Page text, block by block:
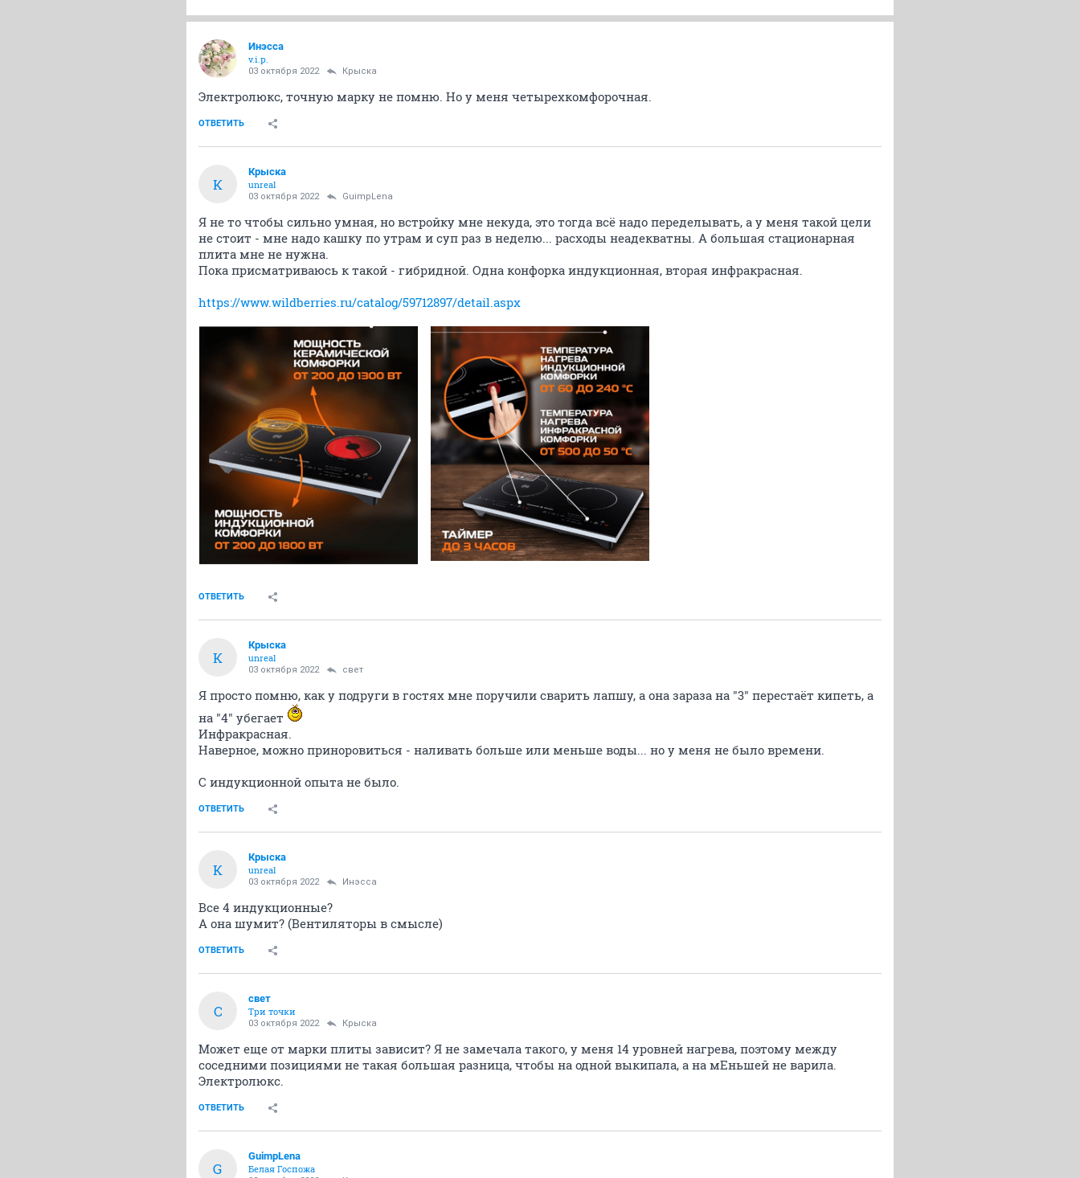
Инэсса
v.i.p.
03 октября 2022 Крыска
Электролюкс, точную марку не помню. Но у меня четырехкомфорочная.
ОТВЕТИТЬ
К
Крыска
unreal
03 октября 2022 GuimpLena
Я не то чтобы сильно умная, но встройку мне некуда, это тогда всё надо переделывать, а у меня такой цели
не стоит - мне надо кашку по утрам и суп раз в неделю... расходы неадекватны. А большая стационарная
плита мне не нужна.
Пока присматриваюсь к такой - гибридной. Одна конфорка индукционная, вторая инфракрасная.
https://www.wildberries.ru/catalog/59712897/detail.aspx
ОТВЕТИТЬ
К
Крыска
unreal
03 октября 2022 свет
Я просто помню, как у подруги в гостях мне поручили сварить лапшу, а она зараза на "3" перестаёт кипеть, а
на "4" убегает
Инфракрасная.
Наверное, можно приноровиться - наливать больше или меньше воды... но у меня не было времени.
С индукционной опыта не было.
ОТВЕТИТЬ
К
Крыска
unreal
03 октября 2022 Инэсса
Все 4 индукционные?
А она шумит? (Вентиляторы в смысле)
ОТВЕТИТЬ
С
свет
Три точки
03 октября 2022 Крыска
Может еще от марки плиты зависит? Я не замечала такого, у меня 14 уровней нагрева, поэтому между
соседними позициями не такая большая разница, чтобы на одной выкипала, а на мЕньшей не варила.
Электролюкс.
ОТВЕТИТЬ
G
GuimpLena
Белая Госпожа